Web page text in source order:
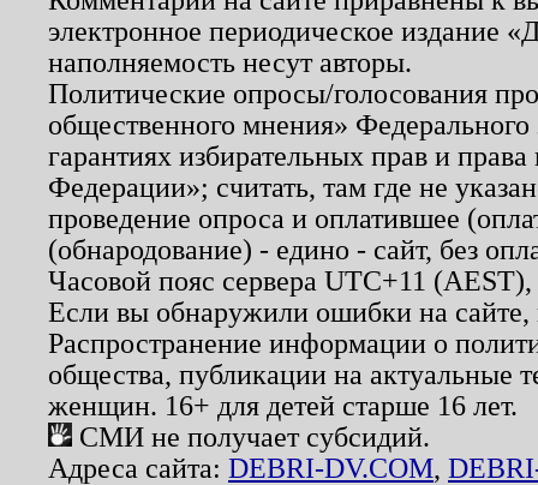
электронное периодическое издание
наполняемость несут авторы.
Политические опросы/голосования
общественного мнения»
гарантиях избирательных прав и
Федерации»; считать, там где не
проведение опроса и оплатившее
(обнародование) - едино - сайт, без
Часовой пояс сервера UTC+11
Если вы обнаружили ошибки на
Распространение информации о
общества, публикации на актуальные
женщин. 16+ для детей старше 16 лет.
СМИ не получает субсидий.
Адреса сайта: DEBRI-DV.COM,